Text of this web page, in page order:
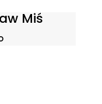
Miś